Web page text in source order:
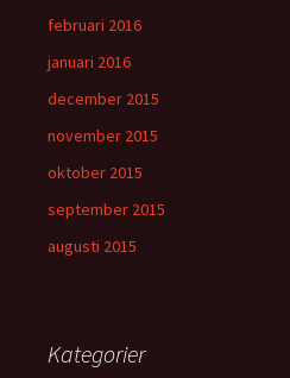
februari 2016
januari 2016
december 2015
november 2015
oktober 2015
september 2015
augusti 2015
Kategorier